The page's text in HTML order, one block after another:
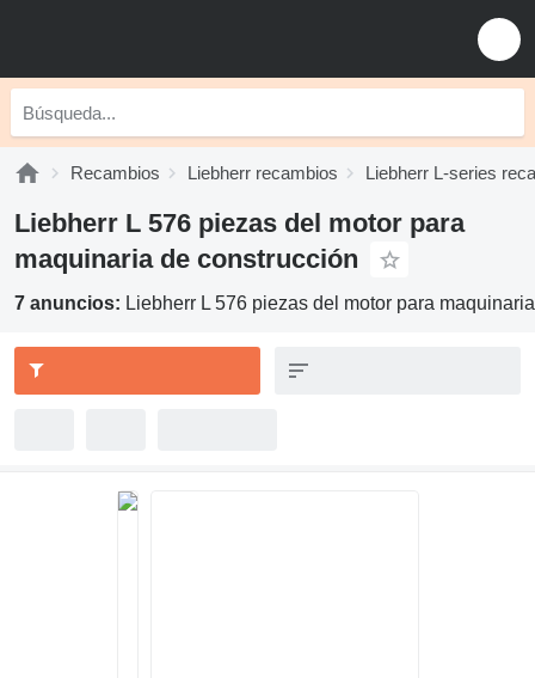
Recambios Liebherr recambios Liebherr L-series
Liebherr L 576 piezas del motor para
maquinaria de construcción
7 anuncios: Liebherr L 576 piezas del motor para